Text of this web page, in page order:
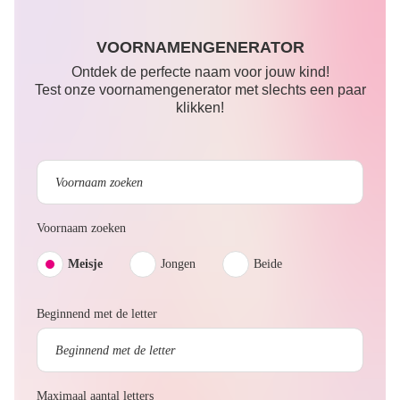
VOORNAMENGENERATOR
Ontdek de perfecte naam voor jouw kind!
Test onze voornamengenerator met slechts een paar
klikken!
Voornaam zoeken
Meisje Jongen Beide
Beginnend met de letter
Maximaal aantal letters